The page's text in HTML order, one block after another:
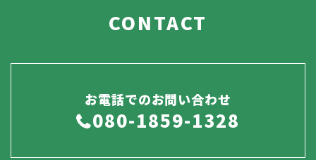
CONTACT
お電話でのお問い合わせ
080-1859-1328